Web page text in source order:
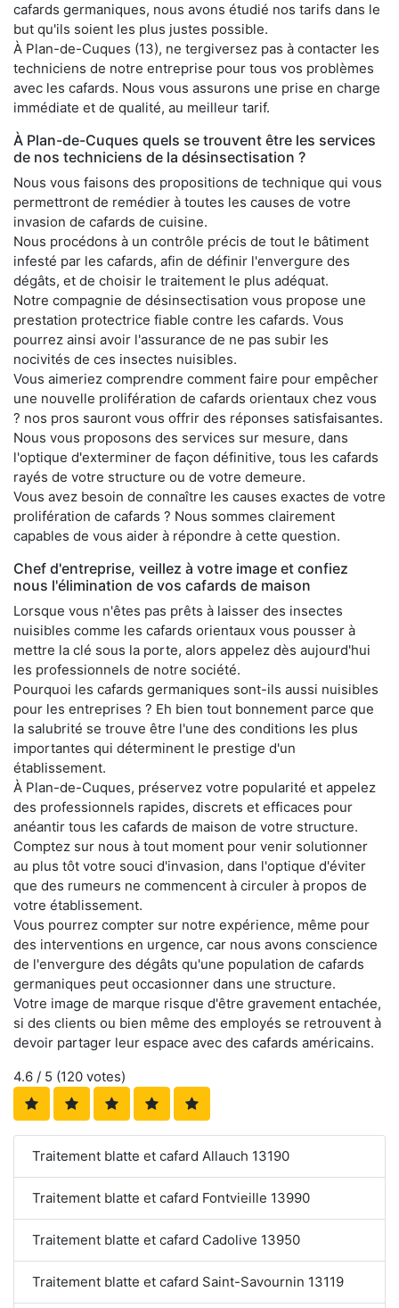
cafards germaniques, nous avons étudié nos tarifs dans le
but qu'ils soient les plus justes possible.
À Plan-de-Cuques (13), ne tergiversez pas à contacter les
techniciens de notre entreprise pour tous vos problèmes
avec les cafards. Nous vous assurons une prise en charge
immédiate et de qualité, au meilleur tarif.
À Plan-de-Cuques quels se trouvent être les services
de nos techniciens de la désinsectisation ?
Nous vous faisons des propositions de technique qui vous
permettront de remédier à toutes les causes de votre
invasion de cafards de cuisine.
Nous procédons à un contrôle précis de tout le bâtiment
infesté par les cafards, afin de définir l'envergure des
dégâts, et de choisir le traitement le plus adéquat.
Notre compagnie de désinsectisation vous propose une
prestation protectrice fiable contre les cafards. Vous
pourrez ainsi avoir l'assurance de ne pas subir les
nocivités de ces insectes nuisibles.
Vous aimeriez comprendre comment faire pour empêcher
une nouvelle prolifération de cafards orientaux chez vous
? nos pros sauront vous offrir des réponses satisfaisantes.
Nous vous proposons des services sur mesure, dans
l'optique d'exterminer de façon définitive, tous les cafards
rayés de votre structure ou de votre demeure.
Vous avez besoin de connaître les causes exactes de votre
prolifération de cafards ? Nous sommes clairement
capables de vous aider à répondre à cette question.
Chef d'entreprise, veillez à votre image et confiez
nous l'élimination de vos cafards de maison
Lorsque vous n'êtes pas prêts à laisser des insectes
nuisibles comme les cafards orientaux vous pousser à
mettre la clé sous la porte, alors appelez dès aujourd'hui
les professionnels de notre société.
Pourquoi les cafards germaniques sont-ils aussi nuisibles
pour les entreprises ? Eh bien tout bonnement parce que
la salubrité se trouve être l'une des conditions les plus
importantes qui déterminent le prestige d'un
établissement.
À Plan-de-Cuques, préservez votre popularité et appelez
des professionnels rapides, discrets et efficaces pour
anéantir tous les cafards de maison de votre structure.
Comptez sur nous à tout moment pour venir solutionner
au plus tôt votre souci d'invasion, dans l'optique d'éviter
que des rumeurs ne commencent à circuler à propos de
votre établissement.
Vous pourrez compter sur notre expérience, même pour
des interventions en urgence, car nous avons conscience
de l'envergure des dégâts qu'une population de cafards
germaniques peut occasionner dans une structure.
Votre image de marque risque d'être gravement entachée,
si des clients ou bien même des employés se retrouvent à
devoir partager leur espace avec des cafards américains.
4.6 / 5 (120 votes)
Traitement blatte et cafard Allauch 13190
Traitement blatte et cafard Fontvieille 13990
Traitement blatte et cafard Cadolive 13950
Traitement blatte et cafard Saint-Savournin 13119